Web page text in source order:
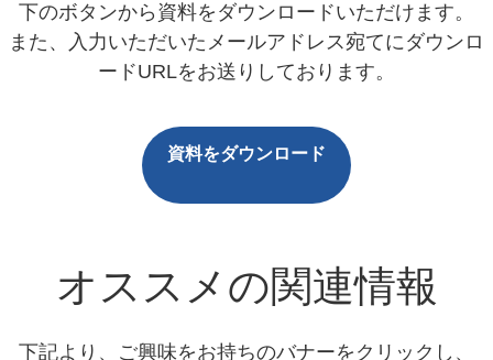
下のボタンから資料をダウンロードいただけます。
また、入力いただいたメールアドレス宛てにダウンロ
ードURLをお送りしております。
資料をダウンロード
オススメの関連情報
下記より、ご興味をお持ちのバナーをクリックし、